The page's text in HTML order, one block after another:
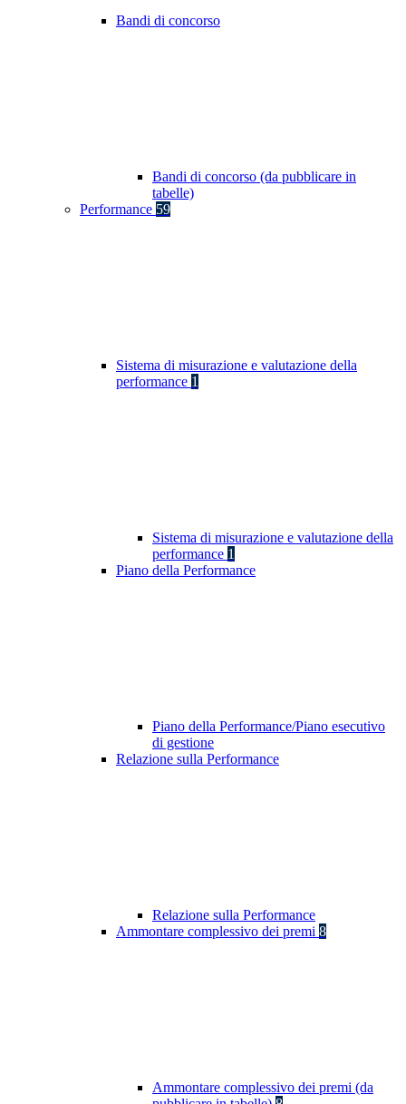
Bandi di concorso
Bandi di concorso (da pubblicare in
tabelle)
Performance 59
Sistema di misurazione e valutazione della
performance 1
Sistema di misurazione e valutazione della
performance 1
Piano della Performance
Piano della Performance/Piano esecutivo
di gestione
Relazione sulla Performance
Relazione sulla Performance
Ammontare complessivo dei premi 8
Ammontare complessivo dei premi (da